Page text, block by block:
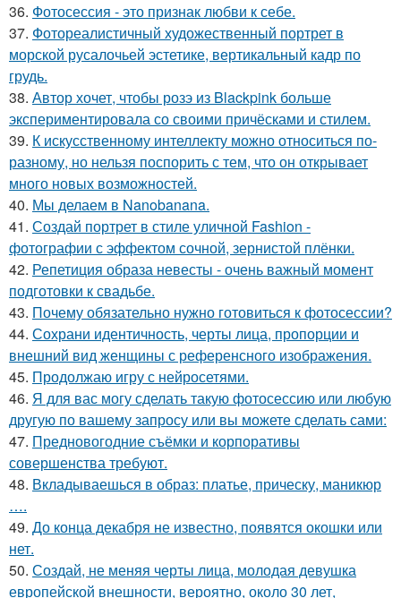
36. Фотосессия - это признак любви к себе.
37. Фотореалистичный художественный портрет в
морской русалочьей эстетике, вертикальный кадр по
грудь.
38. Автор хочет, чтобы розэ из Blackpink больше
экспериментировала со своими причёсками и стилем.
39. К искусственному интеллекту можно относиться по-
разному, но нельзя поспорить с тем, что он открывает
много новых возможностей.
40. Мы делаем в Nanobanana.
41. Создай портрет в стиле уличной Fashion -
фотографии с эффектом сочной, зернистой плёнки.
42. Репетиция образа невесты - очень важный момент
подготовки к свадьбе.
43. Почему обязательно нужно готовиться к фотосессии?
44. Сохрани идентичность, черты лица, пропорции и
внешний вид женщины с референсного изображения.
45. Продолжаю игру с нейросетями.
46. Я для вас могу сделать такую фотосессию или любую
другую по вашему запросу или вы можете сделать сами:
47. Предновогодние съёмки и корпоративы
совершенства требуют.
48. Вкладываешься в образ: платье, прическу, маникюр
….
49. До конца декабря не известно, появятся окошки или
нет.
50. Создай, не меняя черты лица, молодая девушка
европейской внешности, вероятно, около 30 лет,